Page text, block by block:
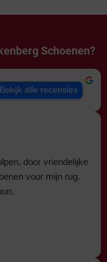
Schoenen?
Bekijk alle recensies
door vriendelijke
voor mijn rug.